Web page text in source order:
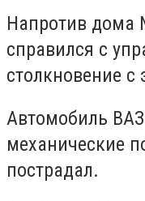
Напротив дома
справился с
столкновение с
Автомобиль
механические
пострадал.